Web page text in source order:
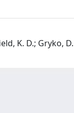
K. D.; Gryko,